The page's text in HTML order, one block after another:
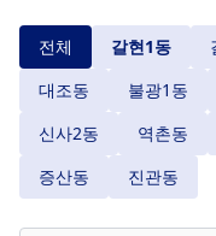
전체 갈현1동
대조동
불광1동
신사2동
역촌동
증산동
진관동